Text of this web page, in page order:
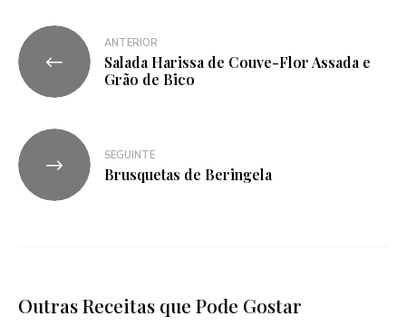
ANTERIOR
Salada Harissa de Couve-Flor Assada e
Grão de Bico
SEGUINTE
Brusquetas de Beringela
Outras Receitas que Pode Gostar